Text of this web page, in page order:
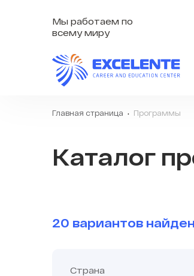
Мы работаем по
всему миру
Главная страница Программы
Каталог
20 вариантов
Страна